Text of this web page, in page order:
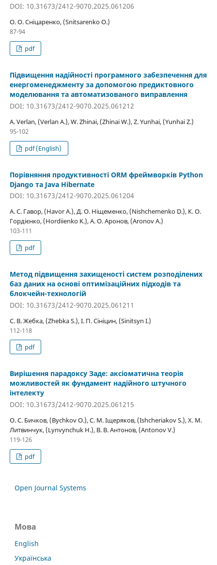
DOI: 10.31673/2412-9070.2025.061206
О. О. Сніцаренко, (Snitsarenko O.)
87-94
pdf
Підвищення надійності програмного забезпечення для
енергоменеджменту за допомогою предиктовного
моделювання та автоматизованого виправлення
DOI: 10.31673/2412-9070.2025.061212
A. Verlan, (Verlan A.), W. Zhinai, (Zhinai W.), Z. Yunhai, (Yunhai Z.)
95-102
pdf (English)
Порівняння продуктивності ORM фреймворків Python
Django та Java Hibernate
DOI: 10.31673/2412-9070.2025.061204
А. С. Гавор, (Havor A.), Д. О. Ніщеменко, (Nishchemenko D.), К. О.
Гордієнко, (Hordiienko K.), А. О. Аронов, (Aronov A.)
103-111
pdf
Метод підвищення захищеності систем розподілених
баз даних на основі оптимізаційних підходів та
блокчейн-технологій
DOI: 10.31673/2412-9070.2025.061211
С. В. Жебка, (Zhebka S.), І. П. Сініцин, (Sinitsyn I.)
112-118
pdf
Вирішення парадоксу Заде: аксіоматична теорія
можливостей як фундамент надійного штучного
інтелекту
DOI: 10.31673/2412-9070.2025.061215
О. С. Бичков, (Bychkov O.), С. М. Іщеряков, (Ishcheriakov S.), Х. М.
Литвинчук, (Lynvynchuk H.), В. В. Антонов, (Antonov V.)
119-126
pdf
Open Journal Systems
Мова
English
Українська